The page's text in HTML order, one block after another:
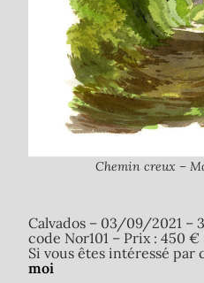
Chemin creux –
Calvados – 03/09/2021 –
code Nor101 – Prix : 450 €
Si vous êtes intéressé
moi